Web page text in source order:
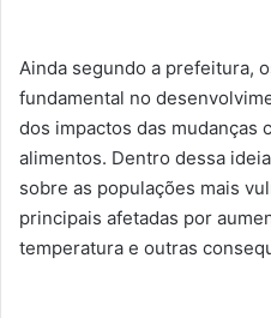
Ainda segundo a prefeitura,
fundamental no
dos impactos das mudanças
alimentos. Dentro dessa
sobre as populações mais
principais afetadas por
temperatura e outras